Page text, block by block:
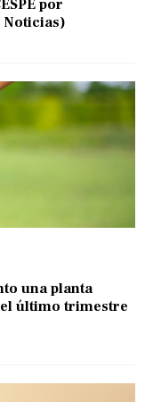
por
Noticias)
una planta
último trimestre